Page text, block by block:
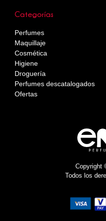
Copyright
Todos los
Categorías
Perfumes
Maquillaje
Cosmética
Higiene
Droguería
Perfumes descatalogados
Ofertas